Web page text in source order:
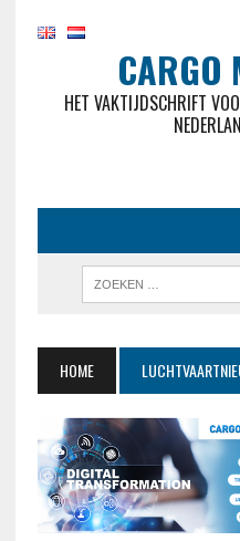
CARGO
HET VAKTIJDSCHRIFT
HOME